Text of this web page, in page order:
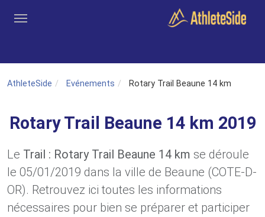
AthleteSide Evénements Rotary Trail Beaune 14 km
Rotary Trail Beaune 14 km 2019
Le Trail : Rotary Trail Beaune 14 km se déroule
le 05/01/2019 dans la ville de Beaune (COTE-D-
OR). Retrouvez ici toutes les informations
nécessaires pour bien se préparer et participer